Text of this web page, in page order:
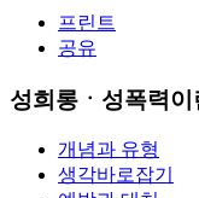
프린트
공유
성희롱ㆍ성폭력이
개념과 유형
생각바로잡기